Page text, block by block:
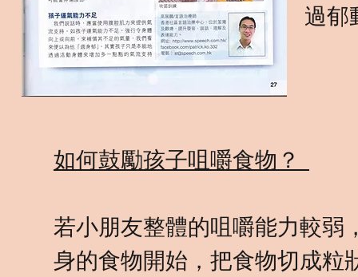
過郁
如何鼓勵孩子咀嚼食物？
若小朋友整體的咀嚼能力較弱
身的食物開始，把食物切成粒